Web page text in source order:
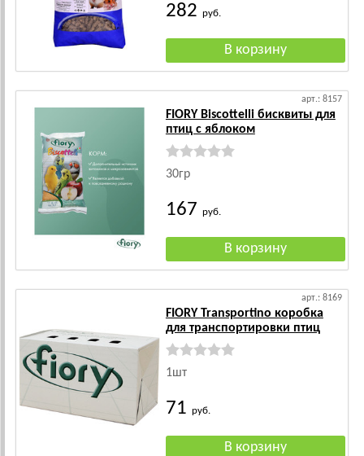
282 руб.
арт.: 8157
FIORY Biscottelli бисквиты для
птиц с яблоком
30гр
167 руб.
арт.: 8169
FIORY Transportino коробка
для транспортировки птиц
1шт
71 руб.